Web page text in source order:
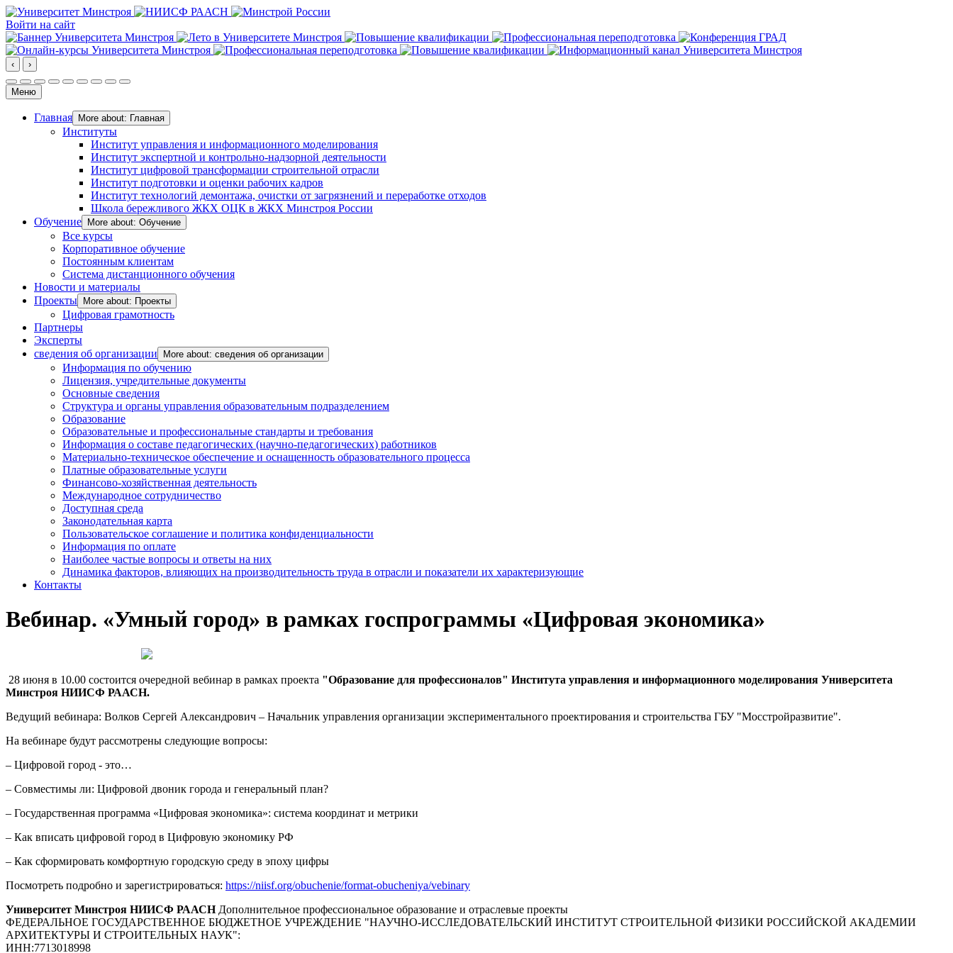
Войти на сайт
‹ ›
Меню
Главная More about: Главная
Институты
Институт управления и информационного моделирования
Институт экспертной и контрольно-надзорной деятельности
Институт цифровой трансформации строительной отрасли
Институт подготовки и оценки рабочих кадров
Институт технологий демонтажа, очистки от загрязнений и переработке отходов
Школа бережливого ЖКХ ОЦК в ЖКХ Минстроя России
Обучение
More about: Обучение
Все курсы
Корпоративное обучение
Постоянным клиентам
Система дистанционного обучения
Новости и материалы
Проекты
More about: Проекты
Цифровая грамотность
Партнеры
Эксперты
сведения об организации
More about: сведения об организации
Информация по обучению
Лицензия, учредительные документы
Основные сведения
Структура и органы управления образовательным подразделением
Образование
Образовательные и профессиональные стандарты и требования
Информация о составе педагогических (научно-педагогических) работников
Материально-техническое обеспечение и оснащенность образовательного процесса
Платные образовательные услуги
Финансово-хозяйственная деятельность
Международное сотрудничество
Доступная среда
Законодательная карта
Пользовательское соглашение и политика конфиденциальности
Информация по оплате
Наиболее частые вопросы и ответы на них
Динамика факторов, влияющих на производительность труда в отрасли и показатели их характеризующие
Контакты
Вебинар. «Умный город» в рамках госпрограммы «Цифровая экономика»
28 июня в 10.00 состоится очередной вебинар в рамках проекта "Образование для профессионалов" Института управления и информационного моделирования Университета
Минстроя НИИСФ РААСН.
Ведущий вебинара: Волков Сергей Александрович – Начальник управления организации экспериментального проектирования и строительства ГБУ "Мосстройразвитие".
На вебинаре будут рассмотрены следующие вопросы:
– Цифровой город - это…
– Совместимы ли: Цифровой двоник города и генеральный план?
– Государственная программа «Цифровая экономика»: система координат и метрики
– Как вписать цифровой город в Цифровую экономику РФ
– Как сформировать комфортную городскую среду в эпоху цифры
Посмотреть подробно и зарегистрироваться: https://niisf.org/obuchenie/format-obucheniya/vebinary
Университет Минстроя НИИСФ РААСН Дополнительное профессиональное образование и отраслевые проекты
ФЕДЕРАЛЬНОЕ ГОСУДАРСТВЕННОЕ БЮДЖЕТНОЕ УЧРЕЖДЕНИЕ "НАУЧНО-ИССЛЕДОВАТЕЛЬСКИЙ ИНСТИТУТ СТРОИТЕЛЬНОЙ ФИЗИКИ РОССИЙСКОЙ АКАДЕМИИ
АРХИТЕКТУРЫ И СТРОИТЕЛЬНЫХ НАУК":
ИНН:7713018998